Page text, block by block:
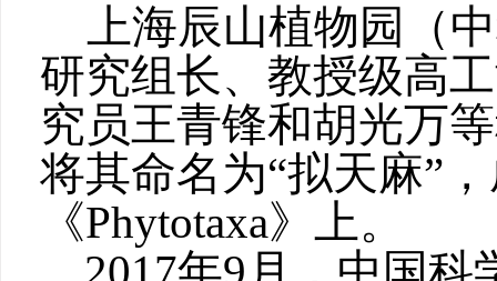
上海辰山植物园（
研究组长、教授级高
究员王青锋和胡光万
将其命名为“拟天麻”
《Phytotaxa》上。